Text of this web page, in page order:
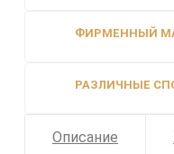
ФИРМЕННЫЙ
РАЗЛИЧНЫЕ
Описание